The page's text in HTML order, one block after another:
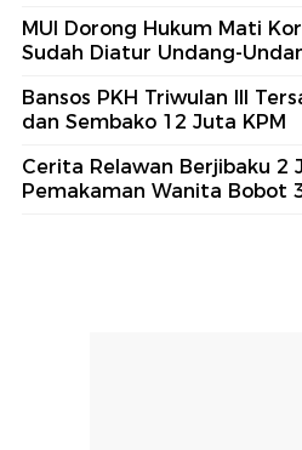
MUI Dorong Hukum Mati
Sudah Diatur Undang-
Bansos PKH Triwulan III
dan Sembako 12 Juta KPM
Cerita Relawan Berjibaku 2
Pemakaman Wanita Bobot